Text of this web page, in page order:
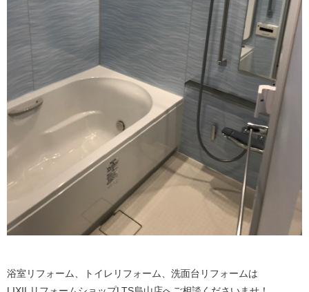
浴室リフォーム、トイレリフォーム、洗面台リフォームは